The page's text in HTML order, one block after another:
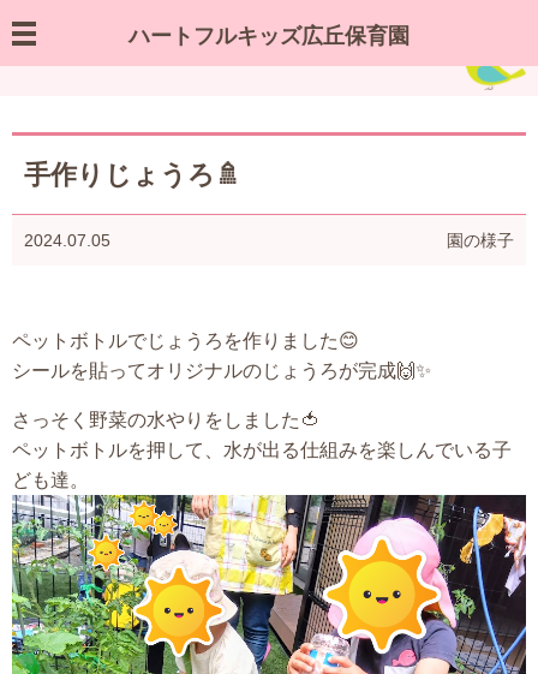
ハートフルキッズ広丘保育園
園の様子／お知らせ
手作りじょうろ🚿
2024.07.05 園の様子
ペットボトルでじょうろを作りました😊
シールを貼ってオリジナルのじょうろが完成🙌✨
さっそく野菜の水やりをしました🍅
ペットボトルを押して、水が出る仕組みを楽しんでいる子
ども達。